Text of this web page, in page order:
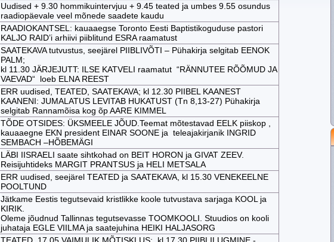
Uudised + 9.30 hommikuintervjuu + 9.45 teated ja umbes 9.55 osundus
raadiopäevale veel mõnede saadete kaudu
RAADIOKANTSEL: kauaaegse Toronto Eesti Baptistikoguduse pastori
KALJO RAID’i arhiivi piiblitund ESRA raamatust
SAATEKAVA tutvustus, seejärel PIIBLIVÕTI – Pühakirja selgitab EENOK
PALM;
kl 11.30 JÄRJEJUTT: ILSE KATVELI raamatut “RÄNNUTEE RÕÕMUD JA
VAEVAD“ loeb ELNA REEST
ERR uudised, TEATED, SAATEKAVA; kl 12.30 PIIBEL KAANEST
KAANENI: JUMALATUS LEVITAB HUKATUST (Tn 8,13-27) Pühakirja
selgitab Rannamõisa kog õp AARE KIMMEL
TÕDE OTSIDES: ÜKSMEELE JÕUD.Teemat mõtestavad EELK piiskop ,
kauaaegne EKN president EINAR SOONE ja teleajakirjanik INGRID
SEMBACH –HÕBEMÄGI
LÄBI IISRAELI saate sihtkohad on BEIT HORON ja GIVAT ZEEV.
Reisijuhtideks MARGIT PRANTSUS ja HELI METSALA
ERR uudised, seejärel TEATED ja SAATEKAVA, kl 15.30 VENEKEELNE
POOLTUND
Jätkame Eestis tegutsevaid kristlikke koole tutvustava sarjaga KOOL ja
KIRIK.
Oleme jõudnud Tallinnas tegutsevasse TOOMKOOLI. Stuudios on kooli
juhataja EGLE VIILMA ja saatejuhina HEIKI HALJASORG
TEATED, 17.05 VAIMULIK MÕTISKLUS; kl 17.30 PIIBLILUGMINE -